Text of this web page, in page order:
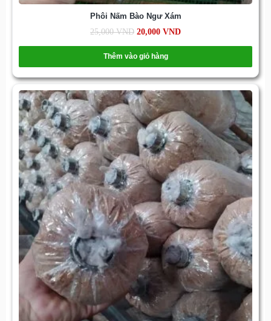
Phôi Nấm Bào Ngư Xám
25,000VND 20,000 VND
Thêm vào giỏ hàng